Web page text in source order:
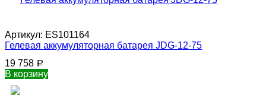
Артикул: ES101164
Гелевая аккумуляторная батарея JDG-12-75
19 758 Р
В корзину